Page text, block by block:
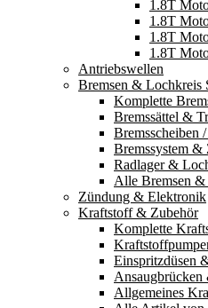
1.8T
1.8T
1.8T
1.8T
Antriebswellen
Bremsen & Lochkreis
Komplette
Bremssättel &
Bremsscheiben
Bremssystem &
Radlager &
Alle Bremsen
Zündung & Elektronik
Kraftstoff & Zubehör
Komplette
Einspritzdüsen
Ansaugbrücken
Allgemeines